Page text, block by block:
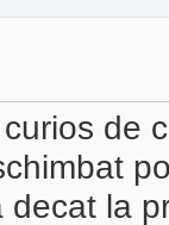
de
la